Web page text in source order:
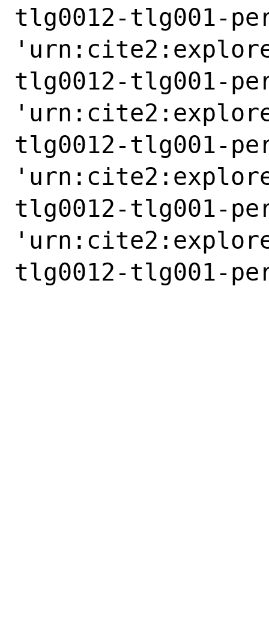
tlg0012-tlg001-
tlg0012-tlg001-
tlg0012-tlg001-
tlg0012-tlg001-
tlg0012-tlg001-